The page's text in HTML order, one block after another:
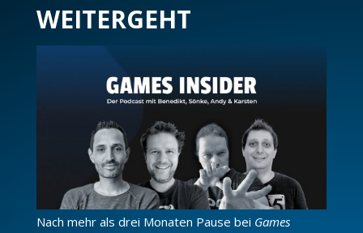
WEITERGEHT
Nach mehr als drei Monaten Pause bei Games